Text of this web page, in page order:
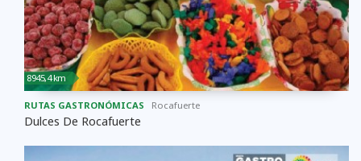
8945,4 km
RUTAS GASTRONÓMICAS Rocafuerte
Dulces De Rocafuerte